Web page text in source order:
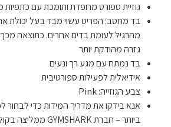
גוזיית ספורט מרופדת ותומכת עם כתפיות
בד מחטב: הפריט עשוי מבד בעל יכולת
מהרגיל לעומת בדים אחרים. כתוצאה
גזרה מהודקת יותר
בד נמתח עם מגע רך ונעים
אידיאלית לפעילות ספורטיבית
צבע הגוזייה: Pink
אנא בידקו את מדריך המידות כדי